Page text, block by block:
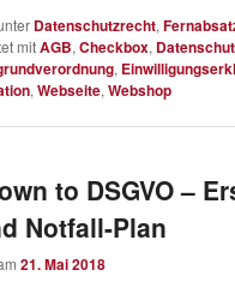
Datenschutzrecht,
mitAGB,Checkbox,
,
,Webseite,Webshop
to DSGVO –
Notfall-Plan
21. Mai 2018